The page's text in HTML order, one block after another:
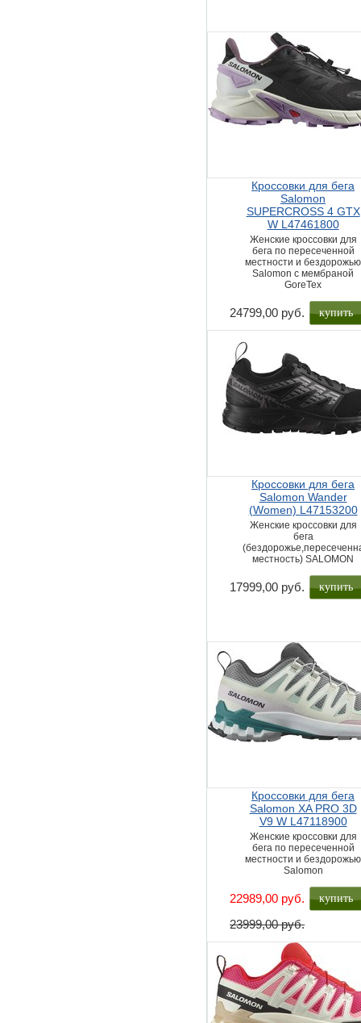
Кроссовки для бега
Salomon
SUPERCROSS 4 GTX
W L47461800
Женские кроссовки для
бега по пересеченной
местности и бездорожью
Salomon с мембраной
GoreTex
24799,00 руб. купить
Кроссовки для бега
Salomon Wander
(Women) L47153200
Женские кроссовки для
бега
местность) SALOMON
17999,00 руб. купить
Кроссовки для бега
Salomon XA PRO 3D
V9 W L47118900
Женские кроссовки для
бега по пересеченной
местности и бездорожью
Salomon
22989,00 руб.
23999,00 руб.
купить